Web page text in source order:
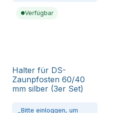
Verfügbar
Halter für DS-
Zaunpfosten 60/40
mm silber (3er Set)
Bitte einloggen, um